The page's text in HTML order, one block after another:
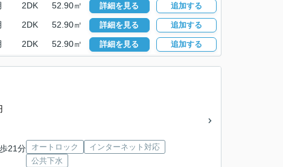
2DK 52.90㎡ 詳細を見る 追加する
2DK 52.90㎡ 詳細を見る 追加する
2DK 52.90㎡ 詳細を見る 追加する
21分
オートロック
インターネット対応
公共下水